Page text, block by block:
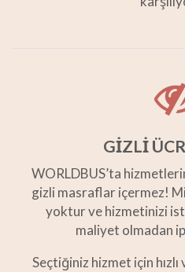
GİZLİ
WORLDBUS’ta
gizli masraflar içermez!
yoktur ve hizmetinizi
maliyet olmadan
Seçtiğiniz hizmet için